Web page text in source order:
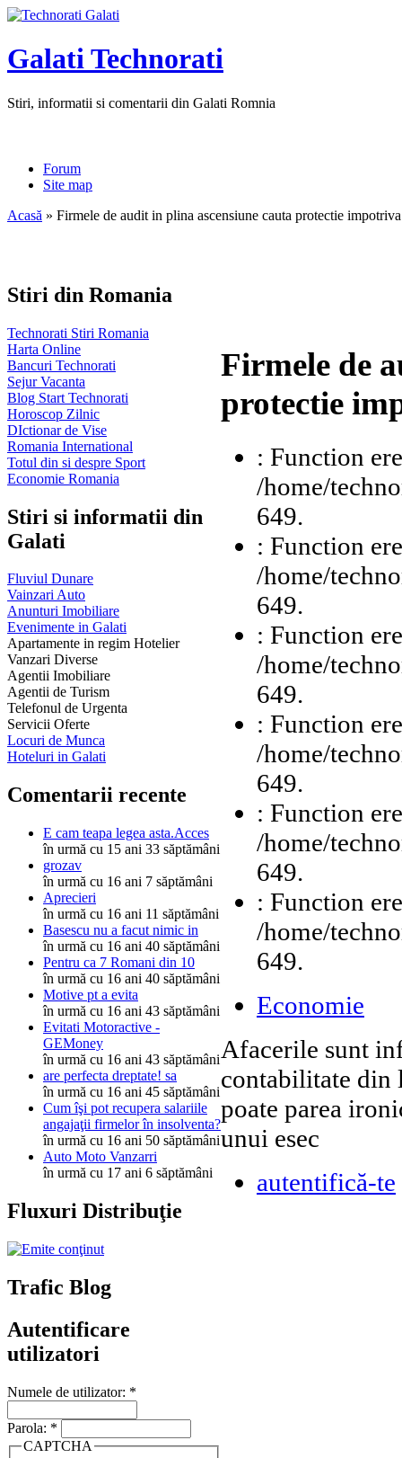
Galati Technorati
Stiri, informatii si comentarii din Galati Romnia
Forum
Site map
Acasă » Firmele de audit in plina ascensiune cauta protectie
Stiri din Romania
Technorati Stiri Romania
Harta Online
Bancuri Technorati
Sejur Vacanta
Blog Start Technorati
Horoscop Zilnic
DIctionar de Vise
Romania International
Totul din si despre Sport
Economie Romania
Stiri si informatii din
Galati
Fluviul Dunare
Vainzari Auto
Anunturi Imobiliare
Evenimente in Galati
Apartamente in regim Hotelier
Vanzari Diverse
Agentii Imobiliare
Agentii de Turism
Telefonul de Urgenta
Servicii Oferte
Locuri de Munca
Hoteluri in Galati
Comentarii recente
E cam teapa legea asta.Acces
în urmă cu 15 ani 33 săptămâni
grozav
în urmă cu 16 ani 7 săptămâni
Aprecieri
în urmă cu 16 ani 11 săptămâni
Basescu nu a facut nimic in
în urmă cu 16 ani 40 săptămâni
Pentru ca 7 Romani din 10
în urmă cu 16 ani 40 săptămâni
Motive pt a evita
în urmă cu 16 ani 43 săptămâni
Evitati Motoractive -
GEMoney
în urmă cu 16 ani 43 săptămâni
are perfecta dreptate! sa
în urmă cu 16 ani 45 săptămâni
Cum îşi pot recupera salariile
angajaţii firmelor în insolventa?
în urmă cu 16 ani 50 săptămâni
Auto Moto Vanzarri
în urmă cu 17 ani 6 săptămâni
Fluxuri Distribuţie
Trafic Blog
Autentificare
utilizatori
Numele de utilizator: *
Parola: *
CAPTCHA
Firmele de
protectie
: Function
/home/
649.
: Function
/home/
649.
: Function
/home/
649.
: Function
/home/
649.
: Function
/home/
649.
: Function
/home/
649.
Economie
Afacerile sunt
contabilitate din
poate parea
unui esec
autentifică-te